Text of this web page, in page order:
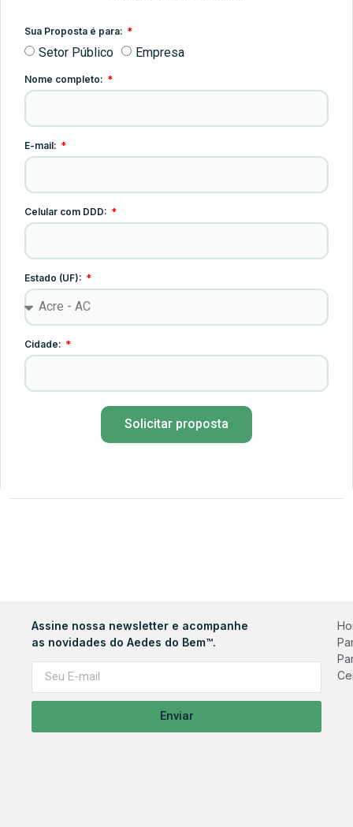
Sua Proposta é para:
Setor Público Empresa
Nome completo:
E-mail:
Celular com DDD:
Estado (UF):
Cidade:
Solicitar proposta
Assine nossa newsletter e acompanhe
as novidades do Aedes do Bem™.
Enviar